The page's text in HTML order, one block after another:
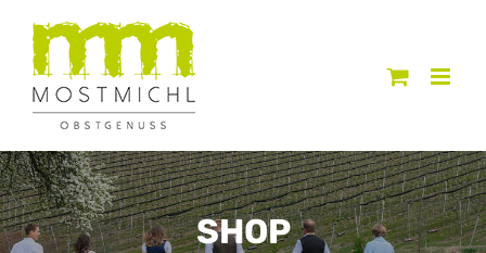
Zum
Inhalt
springen
SHOP